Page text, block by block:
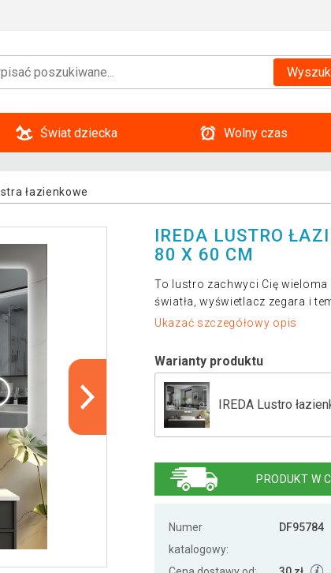
Świat dziecka Wolny czas
łazienkowe
IREDA LUSTRO
80 X 60 CM
To lustro zachwyci Cię
światła, wyświetlacz zegara i
Ukazać szczegółowy opis
Warianty produktu
IREDA Lustro
IREDA Lustro
PRODUKT W
Numer
katalogowy:
DF95784